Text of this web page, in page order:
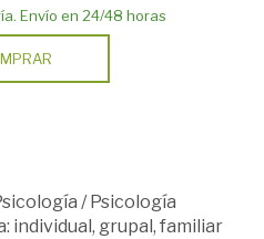
Envío en 24/48 horas
/ Psicología
individual, grupal, familiar